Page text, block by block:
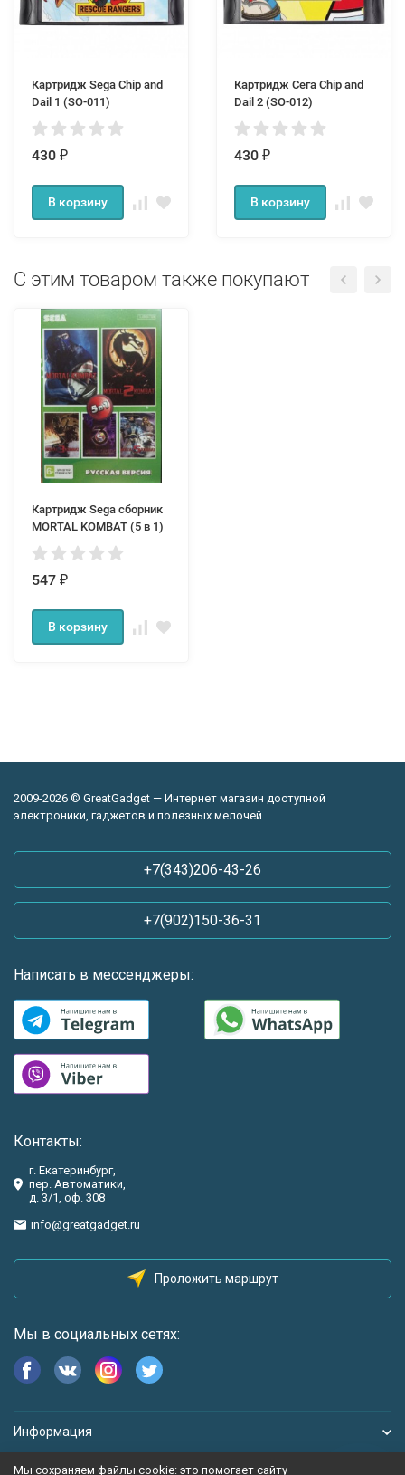
Картридж Sega Chip and
Dail 1 (SO-011)
430 ₽
В корзину
Картридж Сега Chip and
Dail 2 (SO-012)
430 ₽
В корзину
С этим товаром также покупают
Картридж Sega сборник
MORTAL KOMBAT (5 в 1)
547 ₽
В корзину
2009-2026 © GreatGadget — Интернет магазин доступной
электроники, гаджетов и полезных мелочей
+7(343)206-43-26
+7(902)150-36-31
Написать в мессенджеры:
Контакты:
г. Екатеринбург,
пер. Автоматики,
д. 3/1, оф. 308
info@greatgadget.ru
Проложить маршрут
Мы в социальных сетях:
Информация
Мы сохраняем файлы cookie: это помогает сайту